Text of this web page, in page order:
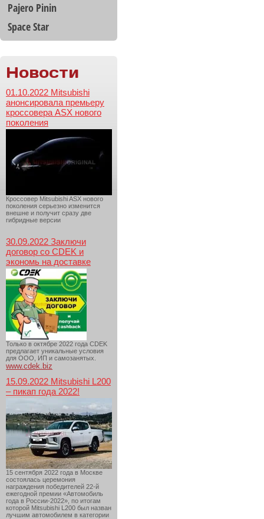
Pajero Pinin
Space Star
Новости
01.10.2022 Mitsubishi
анонсировала премьеру
кроссовера ASX нового
поколения
Кроссовер Mitsubishi ASX нового
поколения серьезно изменится
внешне и получит сразу две
гибридные версии
30.09.2022 Заключи
договор со CDEK и
экономь на доставке
Только в октябре 2022 года CDEK
предлагает уникальные условия
для ООО, ИП и самозанятых.
www.cdek.biz
15.09.2022 Mitsubishi L200
– пикап года 2022!
15 сентября 2022 года в Москве
состоялась церемония
награждения победителей 22-й
ежегодной премии «Автомобиль
года в России-2022», по итогам
которой Mitsubishi L200 был назван
лучшим автомобилем в категории